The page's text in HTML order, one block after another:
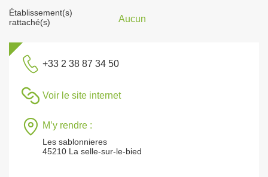
Établissement(s)
rattaché(s)
Aucun
+33 2 38 87 34 50
Voir le site internet
M’y rendre :
Les sablonnieres
45210 La selle-sur-le-bied